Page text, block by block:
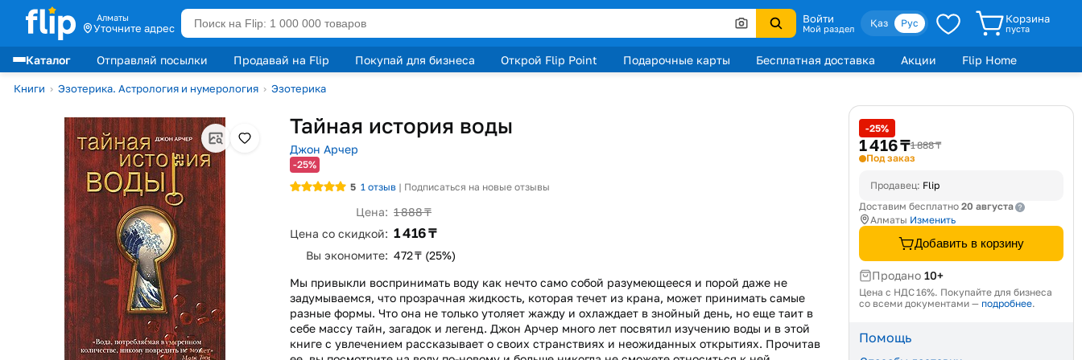
Алматы
Уточните адрес
Войти
Мой раздел Қаз Рус Корзина
пуста
Каталог Отправляй посылки Продавай на Flip Покупай для бизнеса Открой Flip Point Подарочные карты Бесплатная доставка Акции
Flip Home
Лидеры продаж
Книги › Эзотерика. Астрология и нумерология › Эзотерика
Тайная история воды
Джон Арчер
-25%
5 1 отзыв | Подписаться на новые отзывы
Цена: 1 888 ₸
Цена со скидкой: 1 416 ₸
Вы экономите: 472 ₸ (25%)
Мы привыкли воспринимать воду как нечто само собой разумеющееся и порой даже не
задумываемся, что прозрачная жидкость, которая течет из крана, может принимать самые
разные формы. Что она не только утоляет жажду и охлаждает в знойный день, но еще таит в
себе массу тайн, загадок и легенд. Джон Арчер много лет посвятил изучению воды и в этой
книге с увлечением рассказывает о своих странствиях и неожиданных открытиях. Прочитав
-25%
1 416 ₸1 888 ₸
Под заказ
Продавец: Flip
Доставим бесплатно 20 августа
Алматы Изменить
Добавить в корзину
Продано 10+
Цена с НДС 16%. Покупайте для бизнеса
со всеми документами — подробнее.
Помощь